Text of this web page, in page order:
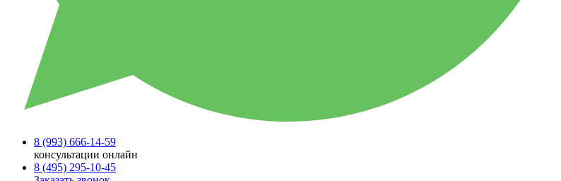
8 (993) 666-14-59
консультации онлайн
8 (495) 295-10-45